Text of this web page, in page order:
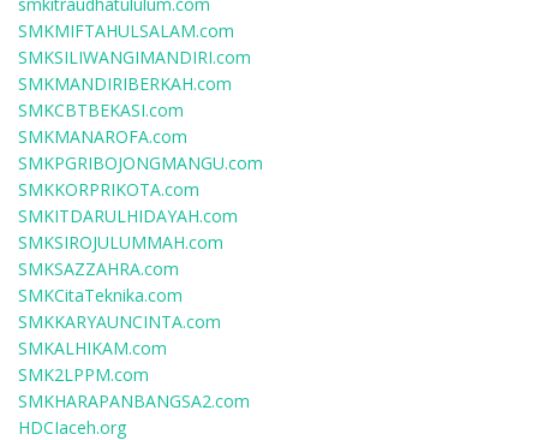
SMKMIFTAHULSALAM.com
SMKSILIWANGIMANDIRI.com
SMKMANDIRIBERKAH.com
SMKCBTBEKASI.com
SMKMANAROFA.com
SMKPGRIBOJONGMANGU.com
SMKKORPRIKOTA.com
SMKITDARULHIDAYAH.com
SMKSIROJULUMMAH.com
SMKSAZZAHRA.com
SMKCitaTeknika.com
SMKKARYAUNCINTA.com
SMKALHIKAM.com
SMK2LPPM.com
SMKHARAPANBANGSA2.com
HDCIaceh.org